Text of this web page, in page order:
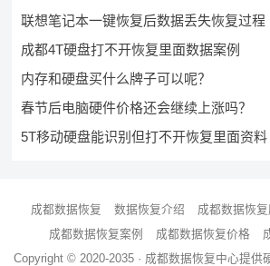
联想笔记本一键恢复后数据丢失恢复过程
成都4T硬盘打不开恢复里面数据案例
内存和硬盘买什么牌子可以呢？
春节后电脑硬件价格还会继续上涨吗？
5T移动硬盘能识别但打不开恢复里面资料
成都数据恢复 数据恢复介绍 成都数据恢
成都数据恢复案例
成都数据恢复价格
Copyright © 2020-2035 · 成都数据恢复中心提供